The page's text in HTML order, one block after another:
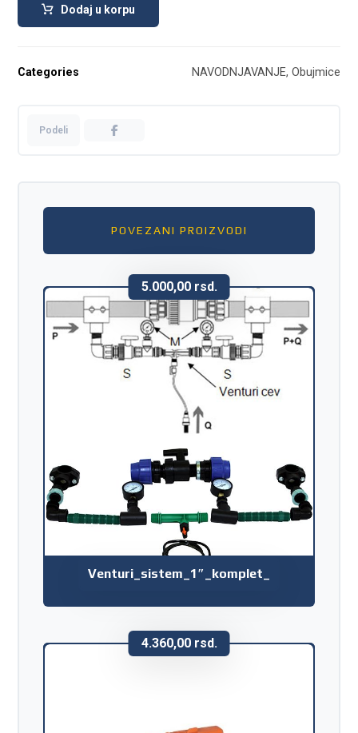
Dodaj u korpu
Categories NAVODNJAVANJE, Obujmice
POVEZANI PROIZVODI
Venturi_sistem_1″_komplet_
5.000,00 rsd.
4.360,00 rsd.